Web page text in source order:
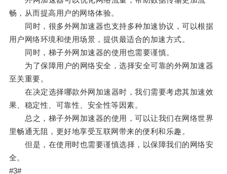
畅，从而提高用户的网络体验。
同时，很多外网加速器也支持多种加速协议，可以根据
用户网络环境和使用场景，提供最适合的加速方式。
同时，梯子外网加速器的使用也需要谨慎。
为了保障用户的网络安全，选择安全可靠的外网加速器
至关重要。
在决定选择哪款外网加速器时，我们需要考虑其加速效
果、稳定性、可靠性、安全性等因素。
总之，梯子外网加速器的使用，可以让我们在网络世界
里畅通无阻，更好地享受互联网带来的便利和乐趣。
但是，在使用时也需要谨慎选择，以保障我们的网络安
全。
#3#